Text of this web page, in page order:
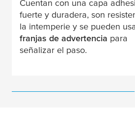
Cuentan con una capa
fuerte y duradera, son
la intemperie y se pueden
franjas de advertencia para
señalizar el paso.